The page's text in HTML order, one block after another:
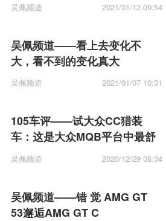
吴佩频道 2021/01/12 09:54
吴佩频道——看上去变化不
大，看不到的变化真大
吴佩频道 2021/01/07 10:31
105车评——试大众CC猎装
车：这是大众MQB平台中最舒
适的一台
吴佩频道 2020/12/29 08:34
吴佩频道——错 觉 AMG GT
53邂逅AMG GT C